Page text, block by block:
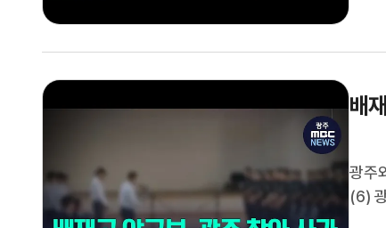
배
광주
(6)